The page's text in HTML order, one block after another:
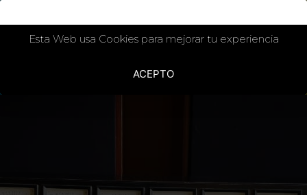
Esta Web usa Cookies para mejorar tu experiencia
ACEPTO